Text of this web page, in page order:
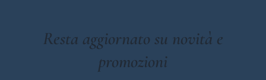
Resta aggiornato su novità e
promozioni